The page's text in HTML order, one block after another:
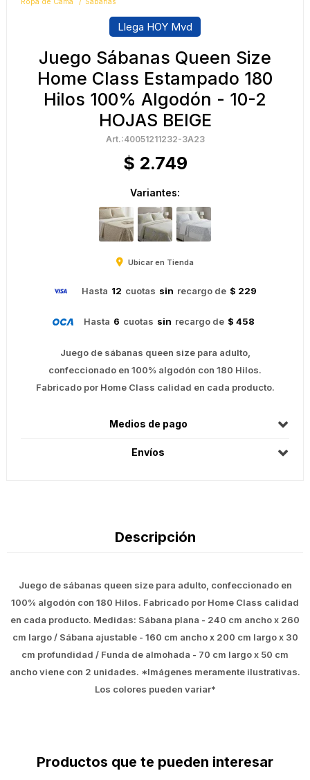
Ropa de Cama Sábanas
Llega HOY Mvd
Juego Sábanas Queen Size
Home Class Estampado 180
Hilos 100% Algodón - 10-2
HOJAS BEIGE
40051211232-3A23
$ 2.749
Variantes:
Ubicar en Tienda
Hasta 12 cuotas sin recargo de $ 229
Hasta 6 cuotas sin recargo de $ 458
Juego de sábanas queen size para adulto,
confeccionado en 100% algodón con 180 Hilos.
Fabricado por Home Class calidad en cada producto.
Medios de pago
Envíos
Descripción
Juego de sábanas queen size para adulto, confeccionado en
100% algodón con 180 Hilos. Fabricado por Home Class calidad
en cada producto. Medidas: Sábana plana - 240 cm ancho x 260
cm largo / Sábana ajustable - 160 cm ancho x 200 cm largo x 30
cm profundidad / Funda de almohada - 70 cm largo x 50 cm
ancho viene con 2 unidades. *Imágenes meramente ilustrativas.
Los colores pueden variar*
Productos que te pueden interesar